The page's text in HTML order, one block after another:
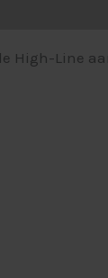
High-Line